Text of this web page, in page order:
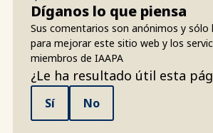
Díganos lo que piensa
Sus comentarios son anónimos y sólo
para mejorar este sitio web y los
miembros de IAAPA
¿Le ha resultado útil esta
Sí No